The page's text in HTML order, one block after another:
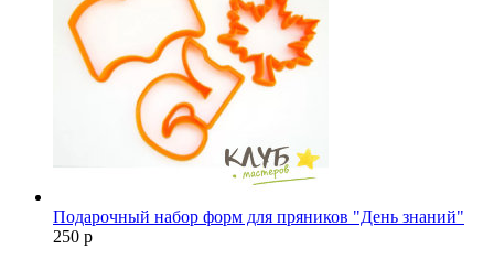
Подарочный набор форм для пряников "День знаний"
250 p